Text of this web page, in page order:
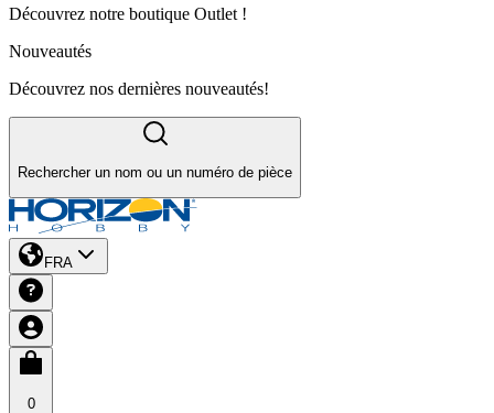
Découvrez notre boutique Outlet !
Nouveautés
Découvrez nos dernières nouveautés!
Rechercher un nom ou un numéro de pièce
FRA
0